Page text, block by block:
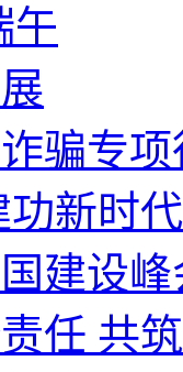
午
骗专项
新时
建设峰
任 共